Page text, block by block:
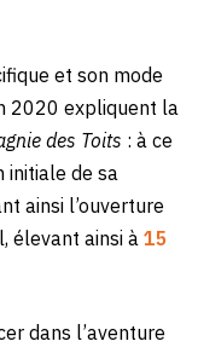
et son mode
2020 expliquent la
des Toits : à ce
initiale de sa
ainsi l’ouverture
élevant ainsi à 15
dans l’aventure